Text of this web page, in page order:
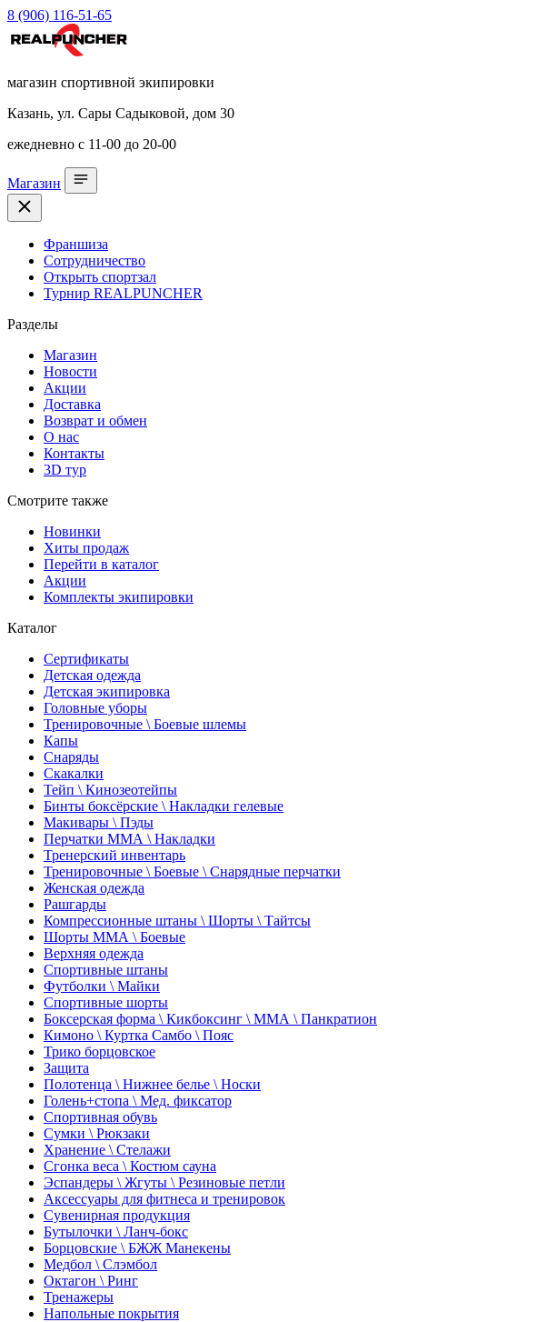
8 (906) 116-51-65
магазин спортивной экипировки
Казань, ул. Сары Садыковой, дом 30
ежедневно с 11-00 до 20-00
Магазин
Франшиза
Сотрудничество
Открыть спортзал
Турнир REALPUNCHER
Разделы
Магазин
Новости
Акции
Доставка
Возврат и обмен
О нас
Контакты
3D тур
Смотрите также
Новинки
Хиты продаж
Перейти в каталог
Акции
Комплекты экипировки
Каталог
Сертификаты
Детская одежда
Детская экипировка
Головные уборы
Тренировочные \ Боевые шлемы
Капы
Снаряды
Скакалки
Тейп \ Кинозеотейпы
Бинты боксёрские \ Накладки гелевые
Макивары \ Пэды
Перчатки ММА \ Накладки
Тренерский инвентарь
Тренировочные \ Боевые \ Снарядные перчатки
Женская одежда
Рашгарды
Компрессионные штаны \ Шорты \ Тайтсы
Шорты ММА \ Боевые
Верхняя одежда
Спортивные штаны
Футболки \ Майки
Спортивные шорты
Боксерская форма \ Кикбоксинг \ ММА \ Панкратион
Кимоно \ Куртка Самбо \ Пояс
Трико борцовское
Защита
Полотенца \ Нижнее белье \ Носки
Голень+стопа \ Мед. фиксатор
Спортивная обувь
Сумки \ Рюкзаки
Хранение \ Стелажи
Сгонка веса \ Костюм сауна
Эспандеры \ Жгуты \ Резиновые петли
Аксессуары для фитнеса и тренировок
Сувенирная продукция
Бутылочки \ Ланч-бокс
Борцовские \ БЖЖ Манекены
Медбол \ Слэмбол
Октагон \ Ринг
Тренажеры
Напольные покрытия